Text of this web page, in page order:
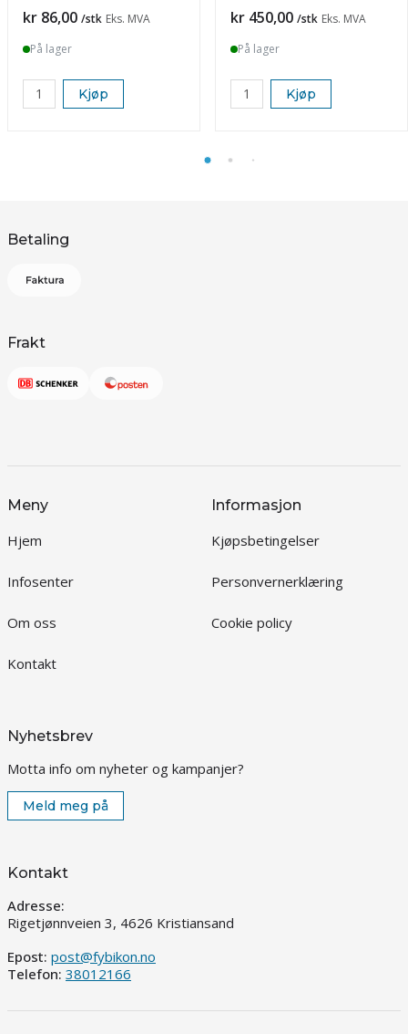
Pris
kr 86,00 /stk Eks. MVA
På lager
Kjøp
Pris
kr 450,00 /stk Eks. MVA
På lager
Kjøp
Betaling
Frakt
Meny
Hjem
Infosenter
Om oss
Kontakt
Informasjon
Kjøpsbetingelser
Personvernerklæring
Cookie policy
Nyhetsbrev
Motta info om nyheter og kampanjer?
Meld meg på
Kontakt
Adresse:
Rigetjønnveien 3, 4626 Kristiansand
Epost: post@fybikon.no
Telefon: 38012166